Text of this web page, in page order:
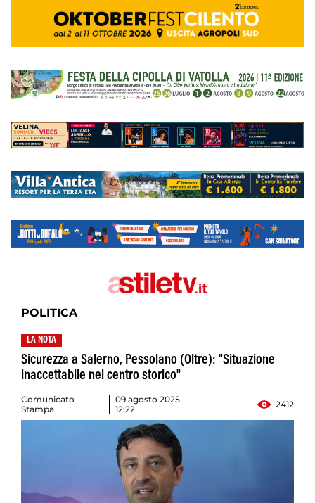
POLITICA
LA NOTA
Sicurezza a Salerno, Pessolano (Oltre): "Situazione
inaccettabile nel centro storico"
Comunicato
Stampa
09 agosto 2025
12:22
2412